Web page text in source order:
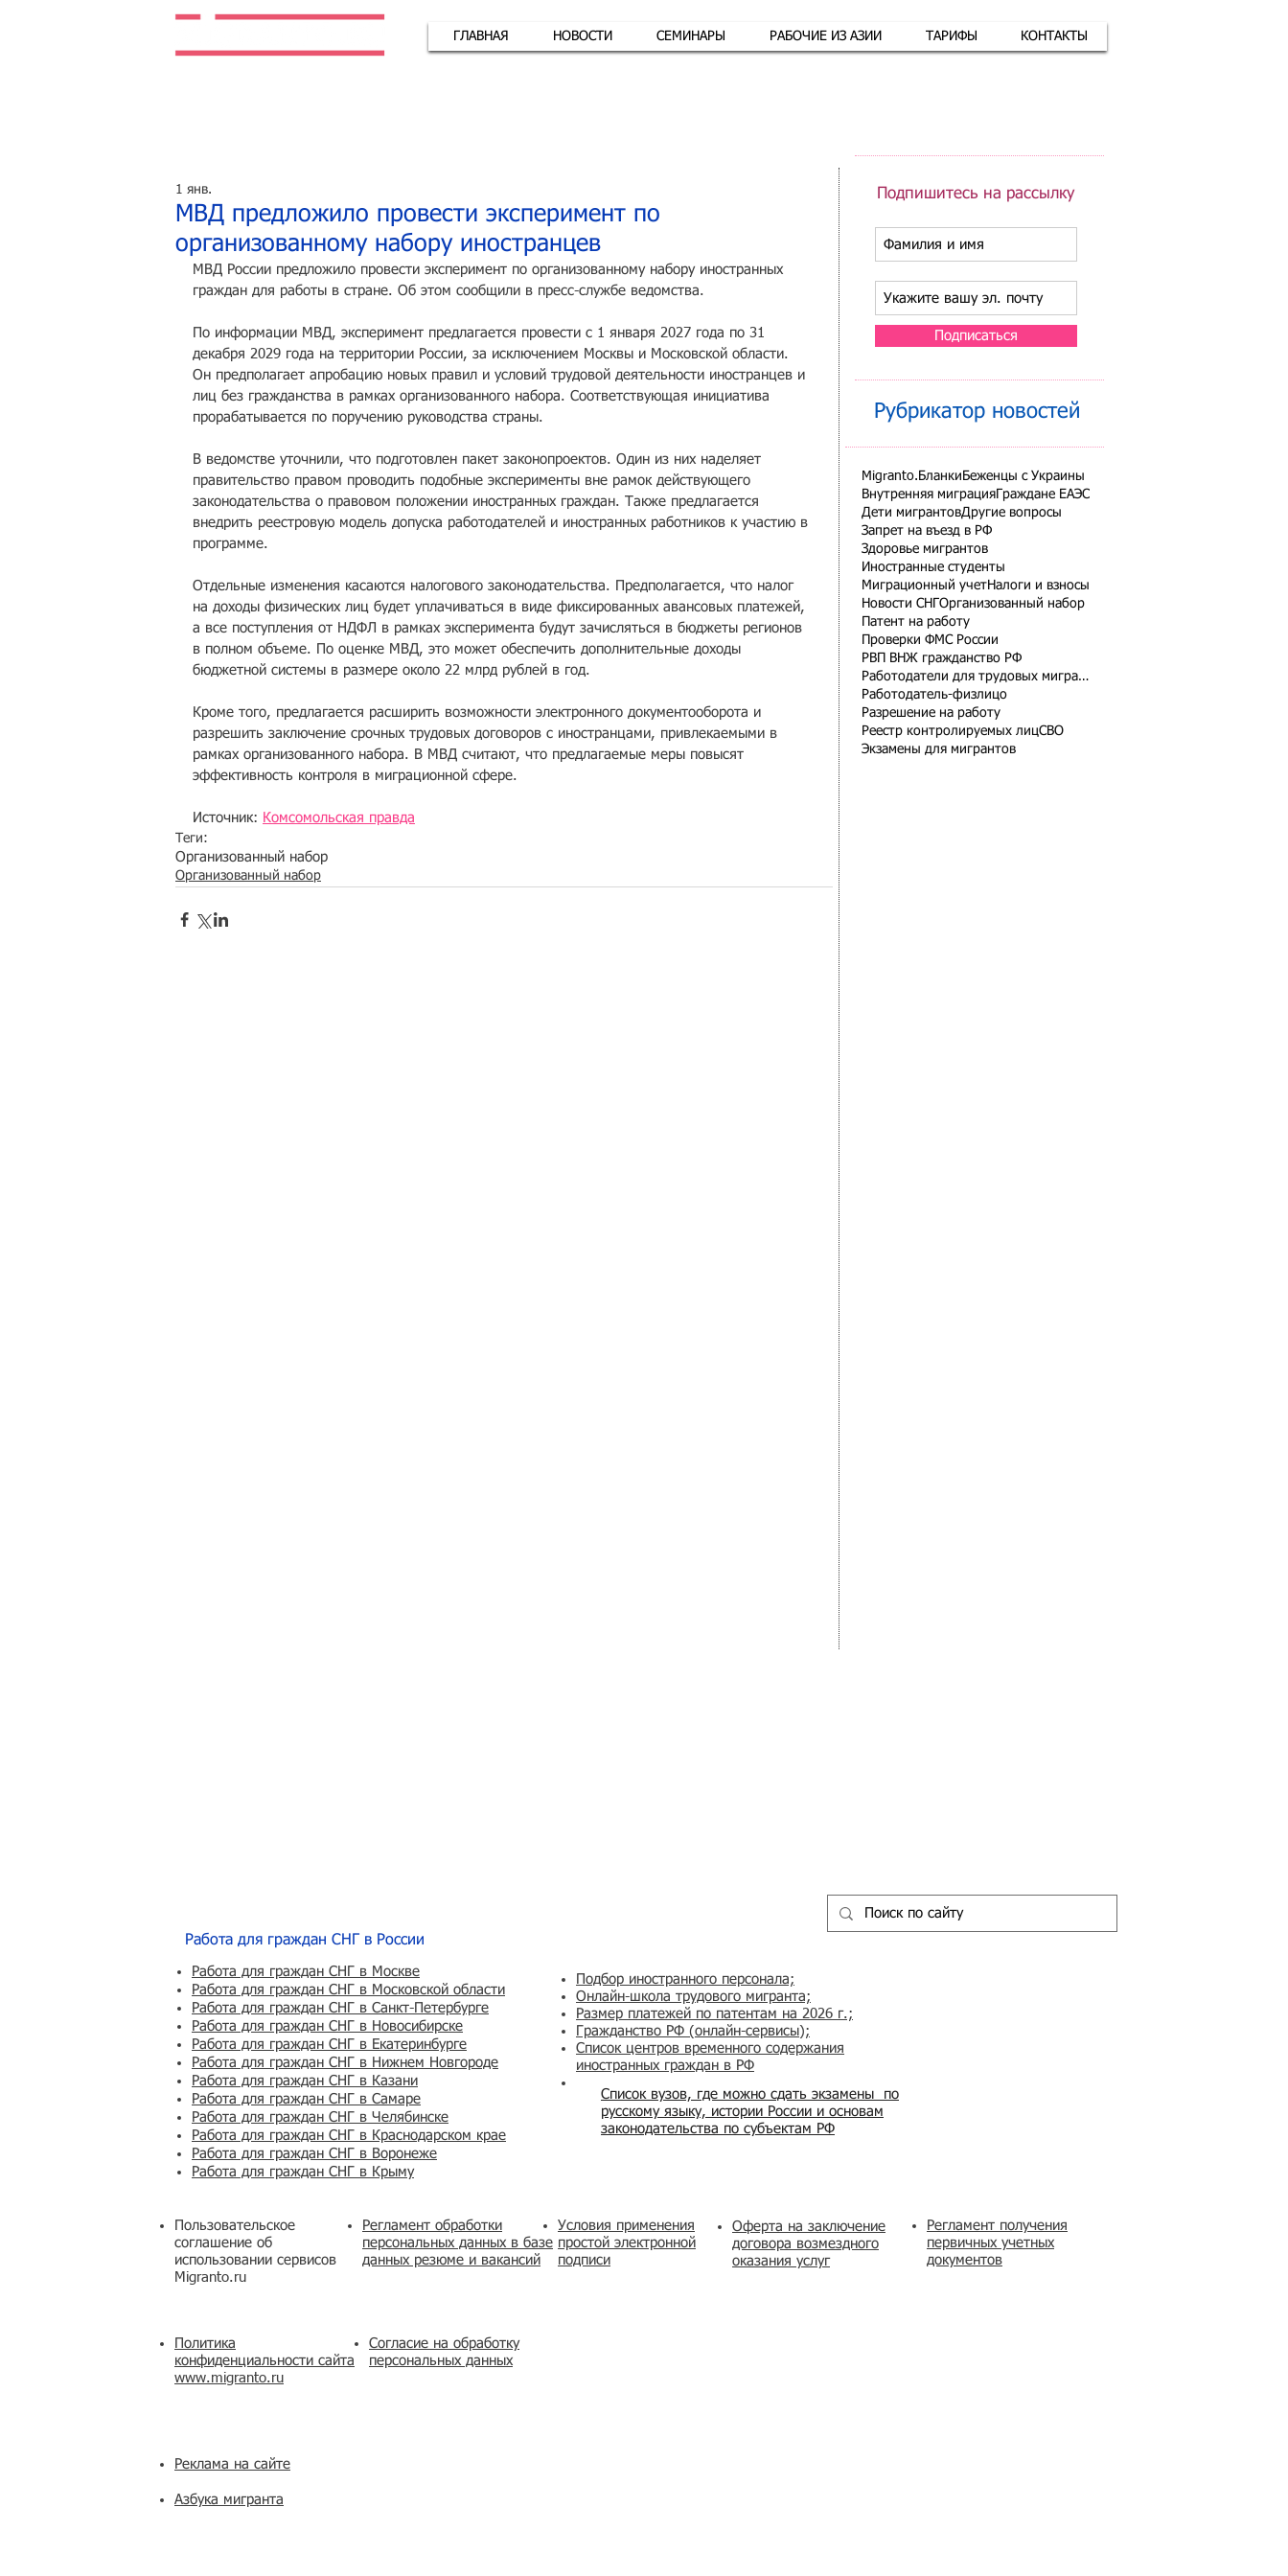
ГЛАВНАЯ НОВОСТИ СЕМИНАРЫ РАБОЧИЕ ИЗ АЗИИ ТАРИФЫ КОНТАКТЫ
МВД предложило провести эксперимент по
организованному набору иностранцев
1 янв.
МВД России предложило провести эксперимент по организованному набору иностранных
граждан для работы в стране. Об этом сообщили в пресс-службе ведомства.
По информации МВД, эксперимент предлагается провести с 1 января 2027 года по 31
декабря 2029 года на территории России, за исключением Москвы и Московской области.
Он предполагает апробацию новых правил и условий трудовой деятельности иностранцев и
лиц без гражданства в рамках организованного набора. Соответствующая инициатива
прорабатывается по поручению руководства страны.
В ведомстве уточнили, что подготовлен пакет законопроектов. Один из них наделяет
правительство правом проводить подобные эксперименты вне рамок действующего
законодательства о правовом положении иностранных граждан. Также предлагается
внедрить реестровую модель допуска работодателей и иностранных работников к участию в
программе.
Отдельные изменения касаются налогового законодательства. Предполагается, что налог
на доходы физических лиц будет уплачиваться в виде фиксированных авансовых платежей,
а все поступления от НДФЛ в рамках эксперимента будут зачисляться в бюджеты регионов
в полном объеме. По оценке МВД, это может обеспечить дополнительные доходы
бюджетной системы в размере около 22 млрд рублей в год.
Кроме того, предлагается расширить возможности электронного документооборота и
разрешить заключение срочных трудовых договоров с иностранцами, привлекаемыми в
рамках организованного набора. В МВД считают, что предлагаемые меры повысят
эффективность контроля в миграционной сфере.
Источник: Комсомольская правда
Теги:
Организованный набор
Организованный набор
Подпишитесь на рассылку
Подписаться
Рубрикатор новостей
Migranto.Бланки Беженцы с Украины
Внутренняя миграция Граждане ЕАЭС
Дети мигрантовДругие вопросы
Запрет на въезд в РФ
Здоровье мигрантов
Иностранные студенты
Миграционный учетНалоги и взносы
Новости СНГ Организованный набор
Патент на работу
Проверки ФМС России
РВП ВНЖ гражданство РФ
Работодатели для трудовых мигрантов
Работодатель-физлицо
Разрешение на работу
Реестр контролируемых лицСВО
Экзамены для мигрантов
Работа для граждан СНГ в России
Работа для граждан СНГ в Москве
Работа для граждан СНГ в Московской области
Работа для граждан СНГ в Санкт-Петербурге
Работа для граждан СНГ в Новосибирске
Работа для граждан СНГ в Екатеринбурге
Работа для граждан СНГ в Нижнем Новгороде
Работа для граждан СНГ в Казани
Работа для граждан СНГ в Самаре
Работа для граждан СНГ в Челябинске
Работа для граждан СНГ в Краснодарском крае
Работа для граждан СНГ в Воронеже
Работа для граждан СНГ в Крыму
Пользовательское
соглашение об
использовании сервисов
Migranto.ru
Регламент обработки
персональных данных в базе
данных резюме и вакансий
Политика
конфиденциальности сайта
www.migranto.ru
Согласие на обработку
персональных данных
Реклама на сайте
Азбука мигранта
Список вузов, где можно сдать экзамены по
русскому языку, истории России и основам
законодательства по субъектам РФ
Подбор иностранного персонала;
Онлайн-школа трудового мигранта;
Размер платежей по патентам на 2026 г.;
Гражданство РФ (онлайн-сервисы);
Список центров временного содержания
иностранных граждан в РФ
Условия применения
простой электронной
подписи
​Оферта на заключение
договора возмездного
оказания услуг
Регламент получения
первичных учетных
документов